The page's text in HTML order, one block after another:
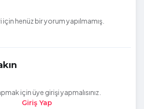
henüz bir yorum yapılmamış.
için üye girişi yapmalısınız.
Giriş Yap